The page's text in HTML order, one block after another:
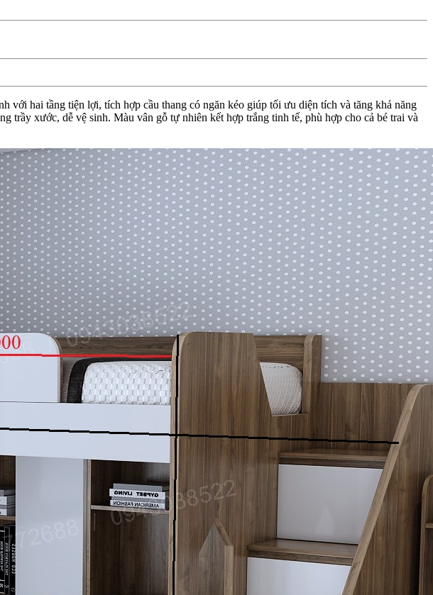
hai tầng tiện lợi, tích hợp cầu thang có ngăn kéo giúp tối ưu diện tích và tăng khả năng
trầy xước, dễ vệ sinh. Màu vân gỗ tự nhiên kết hợp trắng tinh tế, phù hợp cho cả bé trai và